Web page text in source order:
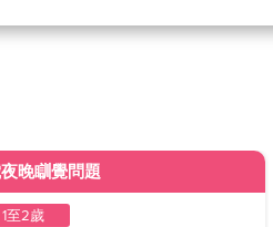
晚瞓覺問題
1至2歲